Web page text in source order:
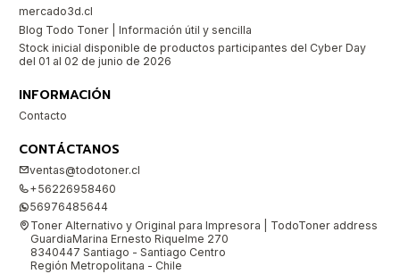
mercado3d.cl
Blog Todo Toner | Información útil y sencilla
Stock inicial disponible de productos participantes del Cyber Day
del 01 al 02 de junio de 2026
INFORMACIÓN
Contacto
CONTÁCTANOS
ventas@todotoner.cl
+56226958460
56976485644
Toner Alternativo y Original para Impresora | TodoToner address
GuardiaMarina Ernesto Riquelme 270
8340447 Santiago - Santiago Centro
Región Metropolitana - Chile